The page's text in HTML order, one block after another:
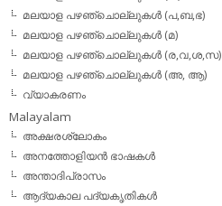
മലയാള പഴഞ്ചൊല്ലുകള്‍ (പ,ബ,ഭ)
മലയാള പഴഞ്ചൊല്ലുകള്‍ (മ)
മലയാള പഴഞ്ചൊല്ലുകള്‍ (ര,വ,ശ,സ)
മലയാള പഴഞ്ചൊല്ലുകൾ (അ, ആ)
വ്യാകരണം
Malayalam
അക്ഷരശ്ലോകം
അനത്തോളിയന്‍ ഭാഷകള്‍
അന്താദിപ്രാസം
ആദ്യകാല പദ്യകൃതികള്‍